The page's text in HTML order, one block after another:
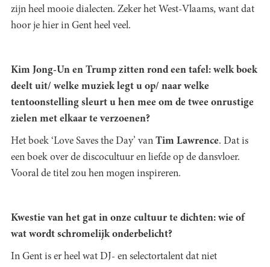
zijn heel mooie dialecten. Zeker het West-Vlaams, want dat
hoor je hier in Gent heel veel.
Kim Jong-Un en Trump zitten rond een tafel: welk boek
deelt uit/ welke muziek legt u op/ naar welke
tentoonstelling sleurt u hen mee om de twee onrustige
zielen met elkaar te verzoenen?
Het boek ‘Love Saves the Day’ van Tim Lawrence. Dat is
een boek over de discocultuur en liefde op de dansvloer.
Vooral de titel zou hen mogen inspireren.
Kwestie van het gat in onze cultuur te dichten: wie of
wat wordt schromelijk onderbelicht?
In Gent is er heel wat DJ- en selectortalent dat niet